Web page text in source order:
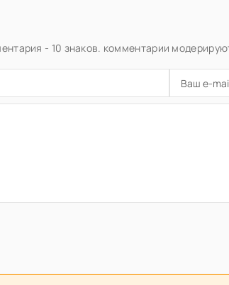
- 10 знаков. комментарии